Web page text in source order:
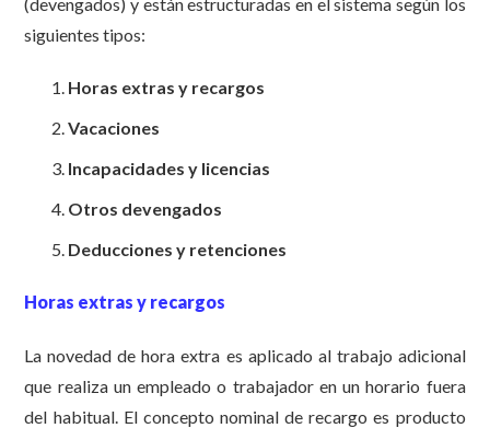
(devengados) y están estructuradas en el sistema según los
siguientes tipos:
Horas extras y recargos
Vacaciones
Incapacidades y licencias
Otros devengados
Deducciones y retenciones
Horas extras y recargos
La novedad de hora extra es aplicado al trabajo adicional
que realiza un empleado o trabajador en un horario fuera
del habitual. El concepto nominal de recargo es producto